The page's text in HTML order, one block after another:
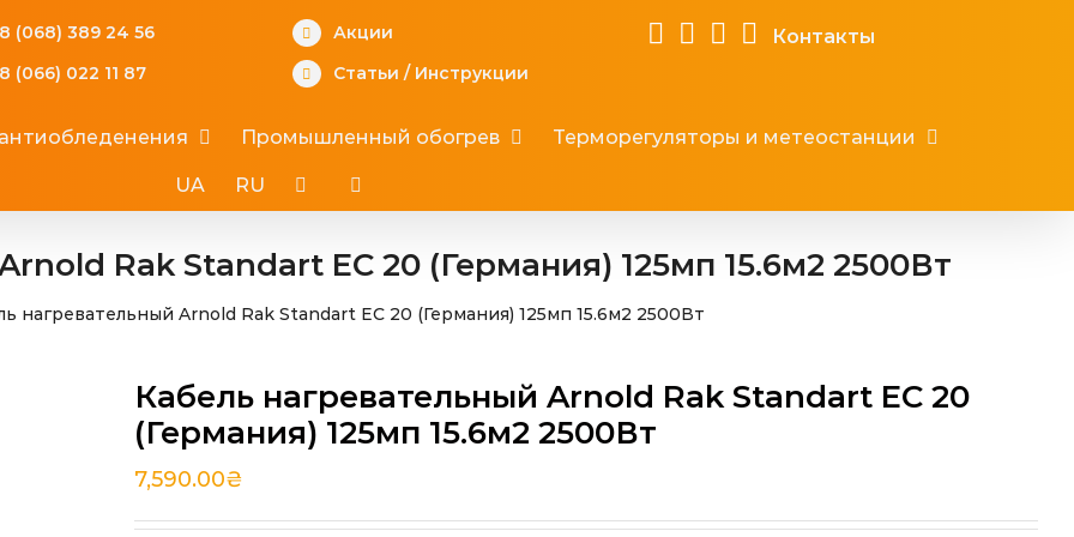
(068) 389 24 56
(066) 022 11 87
Акции
Статьи / Инструкции
Контакты
Промышленный обогрев Терморегуляторы и метеостанции
UA RU
Rak Standart EС 20 (Германия) 125мп 15.6м2 2500Вт
нагревательный Arnold Rak Standart EС 20 (Германия) 125мп 15.6м2 2500Вт
Кабель нагревательный Arnold Rak Standart EС 20
(Германия) 125мп 15.6м2 2500Вт
7,590.00₴